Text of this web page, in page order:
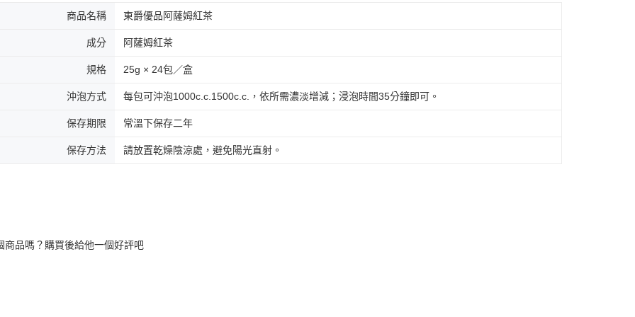
商品名稱 東爵優品阿薩姆紅茶
成分 阿薩姆紅茶
規格 25g × 24包／盒
沖泡方式 每包可沖泡1000c.c.1500c.c.，依所需濃淡增減；浸泡時間35分鐘即可。
保存期限 常溫下保存二年
保存方法 請放置乾燥陰涼處，避免陽光直射。
商品嗎？購買後給他一個好評吧